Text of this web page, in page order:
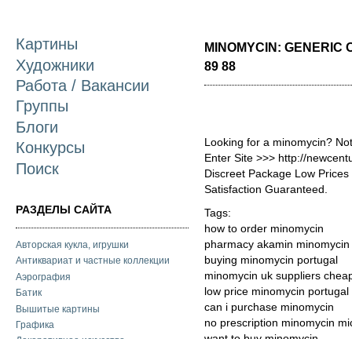
Картины
Художники
Работа / Вакансии
Группы
Блоги
Конкурсы
Поиск
РАЗДЕЛЫ САЙТА
Авторская кукла, игрушки
Антиквариат и частные коллекции
Аэрография
Батик
Вышитые картины
Графика
MINOMYCIN: GENERIC
89 88
Looking for a minomycin?
Enter Site >>> http://
Discreet Package Low
Satisfaction Guaranteed.
Tags:
how to order minomycin
pharmacy akamin
buying minomycin portugal
minomycin uk suppliers
low price minomycin portugal
can i purchase minomycin
no prescription minomycin